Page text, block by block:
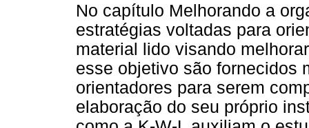
No capítulo Melhorando a
estratégias voltadas para
material lido visando
esse objetivo são fornecidos
orientadores para serem
elaboração do seu próprio